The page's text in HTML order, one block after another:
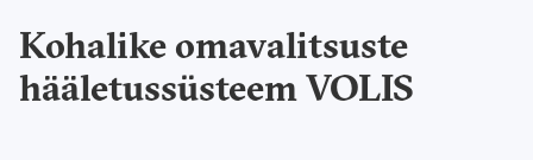
Kohalike omavalitsuste
hääletussüsteem VOLIS